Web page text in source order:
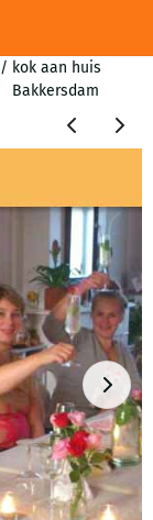
/ kok aan huis
Bakkersdam